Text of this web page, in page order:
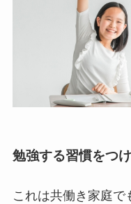
勉強する習慣をつ
これは共働き家庭で